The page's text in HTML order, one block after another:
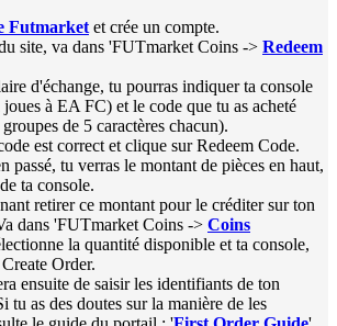
Futmarket et crée un compte.
site, va dans 'FUTmarket Coins -> Redeem
d'échange, tu pourras indiquer ta console
à EA FC) et le code que tu as acheté
de 5 caractères chacun).
est correct et clique sur Redeem Code.
passé, tu verras le montant de pièces en haut,
ta console.
retirer ce montant pour le créditer sur ton
dans 'FUTmarket Coins -> Coins
la quantité disponible et ta console,
Order.
ensuite de saisir les identifiants de ton
tu as des doutes sur la manière de les